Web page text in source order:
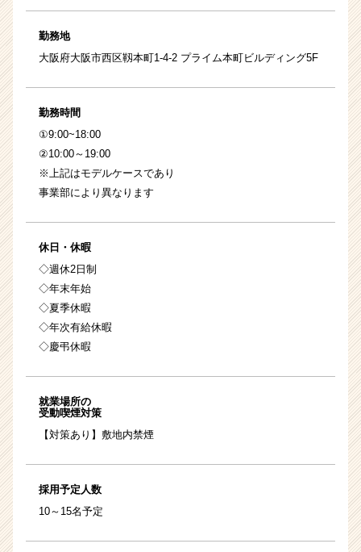
勤務地
大阪府大阪市西区靱本町1-4-2 プライム本町ビルディング5F
勤務時間
①9:00~18:00
②10:00～19:00
※上記はモデルケースであり
事業部により異なります
休日・休暇
◇週休2日制
◇年末年始
◇夏季休暇
◇年次有給休暇
◇慶弔休暇
就業場所の
受動喫煙対策
【対策あり】敷地内禁煙
採用予定人数
10～15名予定